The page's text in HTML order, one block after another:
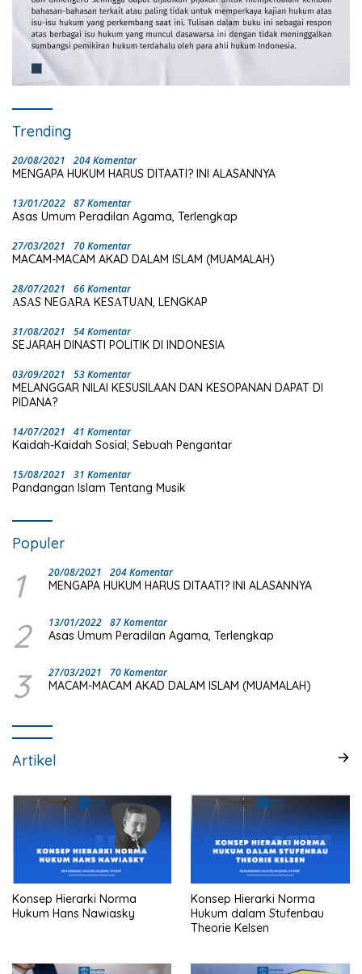
Trending
20/08/2021 204 Komentar
MENGAPA HUKUM HARUS DITAATI? INI ALASANNYA
13/01/2022 87 Komentar
Asas Umum Peradilan Agama, Terlengkap
27/03/2021 70 Komentar
MACAM-MACAM AKAD DALAM ISLAM (MUAMALAH)
28/07/2021 66 Komentar
ΑSΑS NEGΑRΑ KESΑTUΑN, LENGKAP
31/08/2021 54 Komentar
SEJARAH DINASTI POLITIK DI INDONESIA
03/09/2021 53 Komentar
MELANGGAR NILAI KESUSILAAN DAN KESOPANAN DAPAT DI
PIDANA?
14/07/2021 41 Komentar
Kaidah-Kaidah Sosial; Sebuah Pengantar
15/08/2021 31 Komentar
Pandangan Islam Tentang Musik
Populer
1 20/08/2021 204 Komentar
MENGAPA HUKUM HARUS DITAATI? INI ALASANNYA
2 13/01/2022 87 Komentar
Asas Umum Peradilan Agama, Terlengkap
3 27/03/2021 70 Komentar
MACAM-MACAM AKAD DALAM ISLAM (MUAMALAH)
Artikel
Konsep Hierarki Norma
Hukum Hans Nawiasky
Konsep Hierarki Norma
Hukum dalam Stufenbau
Theorie Kelsen